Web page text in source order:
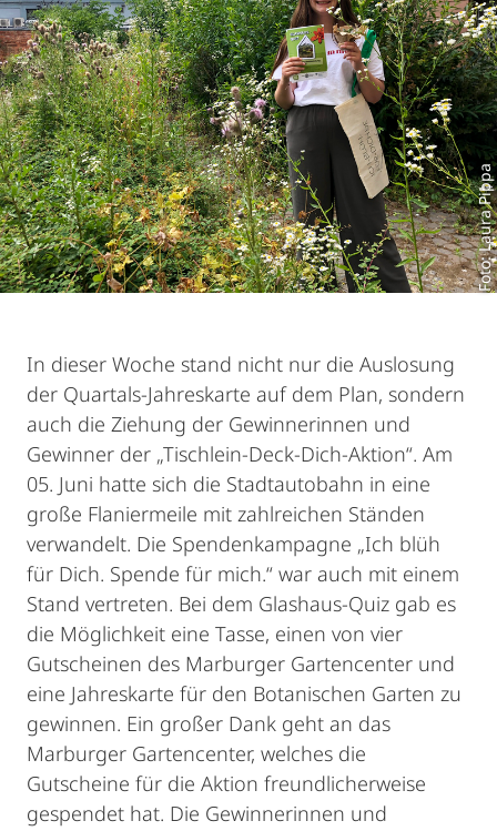
Foto: Laura Pippa
In dieser Woche stand nicht nur die Auslosung
der Quartals-Jahreskarte auf dem Plan, sondern
auch die Ziehung der Gewinnerinnen und
Gewinner der „Tischlein-Deck-Dich-Aktion“. Am
05. Juni hatte sich die Stadtautobahn in eine
große Flaniermeile mit zahlreichen Ständen
verwandelt. Die Spendenkampagne „Ich blüh
für Dich. Spende für mich.“ war auch mit einem
Stand vertreten. Bei dem Glashaus-Quiz gab es
die Möglichkeit eine Tasse, einen von vier
Gutscheinen des Marburger Gartencenter und
eine Jahreskarte für den Botanischen Garten zu
gewinnen. Ein großer Dank geht an das
Marburger Gartencenter, welches die
Gutscheine für die Aktion freundlicherweise
gespendet hat. Die Gewinnerinnen und